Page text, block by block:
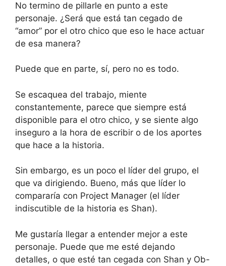
No termino de pillarle en punto a este
personaje. ¿Será que está tan cegado de
“amor” por el otro chico que eso le hace actuar
de esa manera?
Puede que en parte, sí, pero no es todo.
Se escaquea del trabajo, miente
constantemente, parece que siempre está
disponible para el otro chico, y se siente algo
inseguro a la hora de escribir o de los aportes
que hace a la historia.
Sin embargo, es un poco el líder del grupo, el
que va dirigiendo. Bueno, más que líder lo
compararía con Project Manager (el líder
indiscutible de la historia es Shan).
Me gustaría llegar a entender mejor a este
personaje. Puede que me esté dejando
detalles, o que esté tan cegada con Shan y Ob-